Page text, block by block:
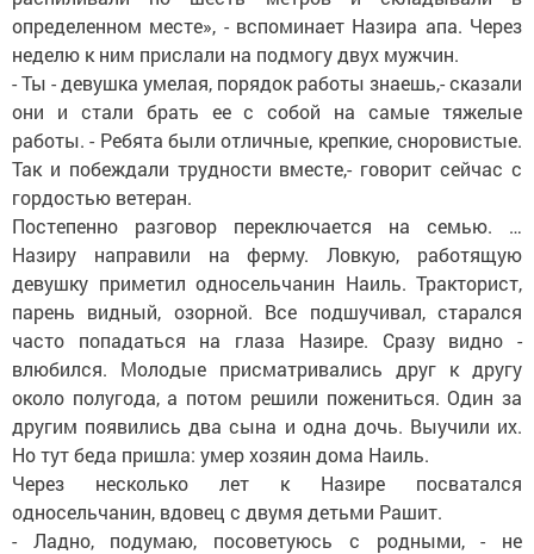
определенном месте», - вспоминает Назира апа. Через
неделю к ним прислали на подмогу двух мужчин.
- Ты - девушка умелая, порядок работы знаешь,- сказали
они и стали брать ее с собой на самые тяжелые
работы. - Ребята были отличные, крепкие, сноровистые.
Так и побеждали трудности вместе,- говорит сейчас с
гордостью ветеран.
Постепенно разговор переключается на семью. …
Назиру направили на ферму. Ловкую, работящую
девушку приметил односельчанин Наиль. Тракторист,
парень видный, озорной. Все подшучивал, старался
часто попадаться на глаза Назире. Сразу видно -
влюбился. Молодые присматривались друг к другу
около полугода, а потом решили пожениться. Один за
другим появились два сына и одна дочь. Выучили их.
Но тут беда пришла: умер хозяин дома Наиль.
Через несколько лет к Назире посватался
односельчанин, вдовец с двумя детьми Рашит.
- Ладно, подумаю, посоветуюсь с родными, - не